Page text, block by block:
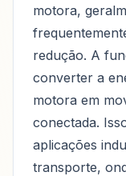
motora,
redução. A
converter a
motora em
conectada.
aplicações
transporte,